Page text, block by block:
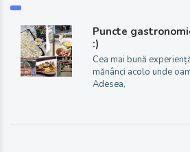
Puncte
:)
Cea mai bună
mănânci acolo unde
Adesea,